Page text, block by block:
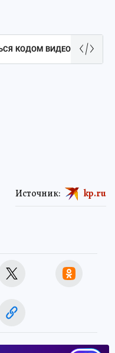
КОДОМ ВИДЕО
Источник: kp.ru